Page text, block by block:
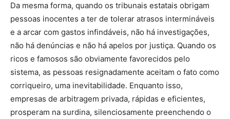
Da mesma forma, quando os tribunais estatais obrigam
pessoas inocentes a ter de tolerar atrasos intermináveis
e a arcar com gastos infindáveis, não há investigações,
não há denúncias e não há apelos por justiça. Quando os
ricos e famosos são obviamente favorecidos pelo
sistema, as pessoas resignadamente aceitam o fato como
corriqueiro, uma inevitabilidade. Enquanto isso,
empresas de arbitragem privada, rápidas e eficientes,
prosperam na surdina, silenciosamente preenchendo o